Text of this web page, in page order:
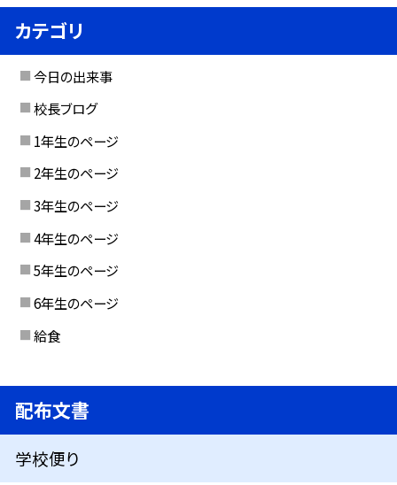
カテゴリ
今日の出来事
校長ブログ
1年生のページ
2年生のページ
3年生のページ
4年生のページ
5年生のページ
6年生のページ
給食
配布文書
学校便り